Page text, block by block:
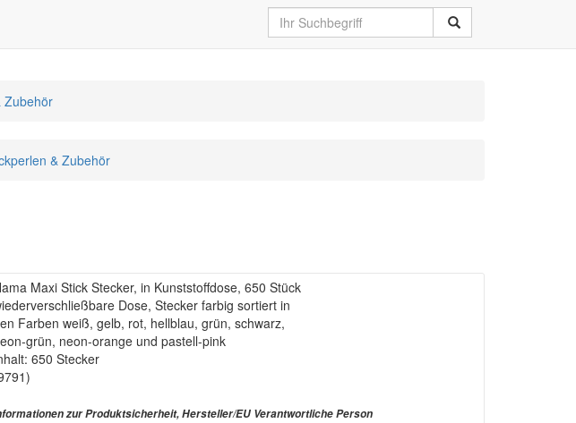
Zubehör
& Zubehör
Maxi Stick Stecker, in Kunststoffdose, 650 Stück
Dose, Stecker farbig sortiert in
Farben weiß, gelb, rot, hellblau, grün, schwarz,
grün, neon-orange und pastell-pink
650 Stecker
zur Produktsicherheit, Hersteller/EU Verantwortliche Person